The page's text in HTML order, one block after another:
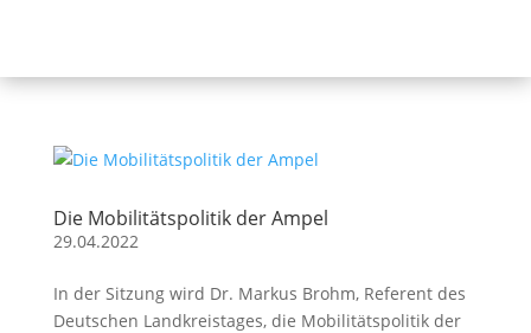
Die Mobilitätspolitik der Ampel
29.04.2022
In der Sitzung wird Dr. Markus Brohm, Referent des
Deutschen Landkreistages, die Mobilitätspolitik der